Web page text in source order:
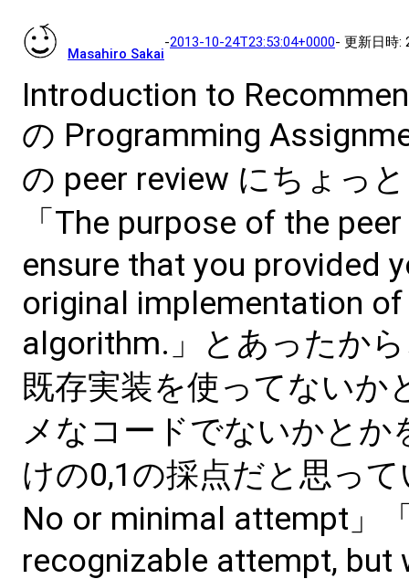
Masahiro Sakai
-2013-10-24T23:53:04+0000- 更新日時:
Introduction to
の Programming
の peer review にちょっ
「The purpose of the
ensure that you provided
original implementation
algorithm.」とあったか
既存実装を使ってないか
メなコードでないかとか
けの0,1の採点だと思っ
No or minimal attempt」
recognizable attempt, but